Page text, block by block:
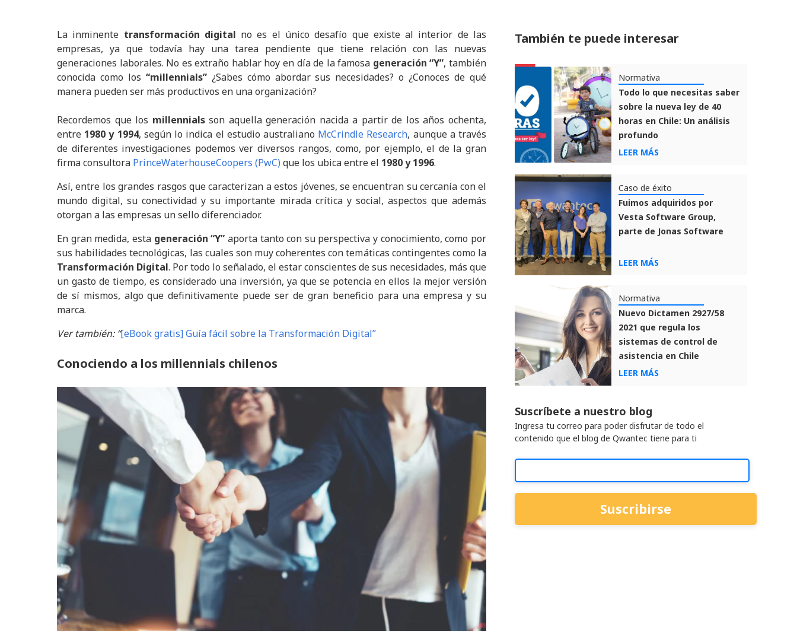
La inminente transformación digital no es el único desafío que existe al interior de las
empresas, ya que todavía hay una tarea pendiente que tiene relación con las nuevas
generaciones laborales. No es extraño hablar hoy en día de la famosa generación “Y”, también
conocida como los “millennials”¿Sabes cómo abordar sus necesidades? o ¿Conoces de qué
manera pueden ser más productivos en una organización?
Recordemos que los millennialsson aquella generación nacida a partir de los años ochenta,
entre 1980 y 1994, según lo indica el estudio australiano McCrindle Research, aunque a través
de diferentes investigaciones podemos ver diversos rangos, como, por ejemplo, el de la gran
firma consultora PrinceWaterhouseCoopers (PwC) que los ubica entre el 1980 y 1996.
Así, entre los grandes rasgos que caracterizan a estos jóvenes, se encuentran su cercanía con el
mundo digital, su conectividad y su importante mirada crítica y social, aspectos que además
otorgan a las empresas un sello diferenciador.
En gran medida, esta generación “Y” aporta tanto con su perspectiva y conocimiento, como por
sus habilidades tecnológicas, las cuales son muy coherentes con temáticas contingentes como la
Transformación Digital. Por todo lo señalado, el estar conscientes de sus necesidades, más que
un gasto de tiempo, es considerado una inversión, ya que se potencia en ellos la mejor versión
de sí mismos, algo que definitivamente puede ser de gran beneficio para una empresa y su
marca.
Ver también: “[eBook gratis] Guía fácil sobre la Transformación Digital”
Conociendo a los millennials chilenos
También te puede interesar
Normativa
Todo lo que necesitas saber
sobre la nueva ley de 40
horas en Chile: Un análisis
profundo
LEER MÁS
Caso de éxito
Fuimos adquiridos por
Vesta Software Group,
parte de Jonas Software
LEER MÁS
Normativa
Nuevo Dictamen 2927/58
2021 que regula los
sistemas de control de
asistencia en Chile
LEER MÁS
Suscríbete a nuestro blog
Ingresa tu correo para poder disfrutar de todo el
contenido que el blog de Qwantec tiene para ti